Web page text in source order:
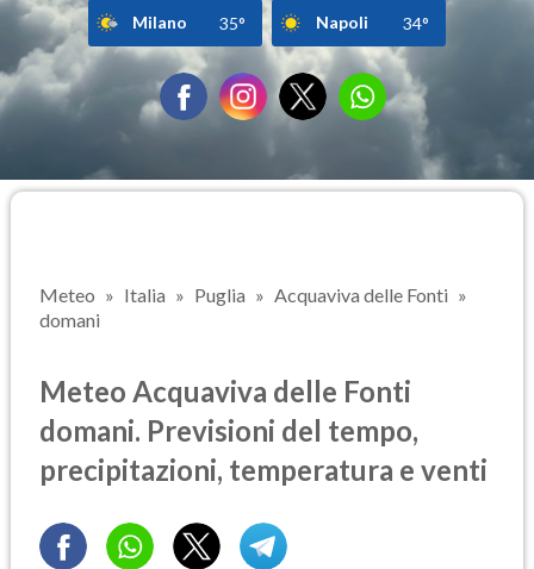
Milano 35° Napoli 34°
Meteo Italia Puglia
Acquaviva delle Fonti
domani
Meteo Acquaviva delle Fonti
domani. Previsioni del tempo,
precipitazioni, temperatura e venti